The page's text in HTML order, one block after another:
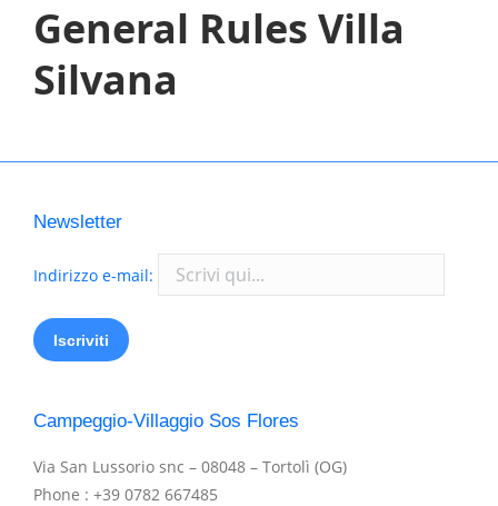
General Rules Villa
Silvana
Newsletter
Indirizzo e-mail:
Campeggio-Villaggio Sos Flores
Via San Lussorio snc – 08048 – Tortolì (OG)
Phone : +39 0782 667485